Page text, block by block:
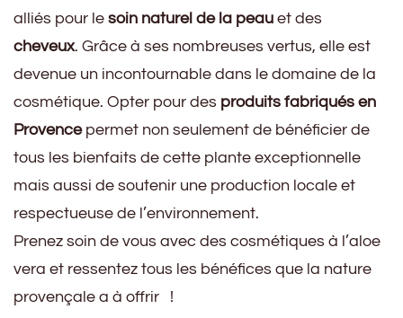
alliés pour le soin naturel de la peau et des
cheveux. Grâce à ses nombreuses vertus, elle est
devenue un incontournable dans le domaine de la
cosmétique. Opter pour des produits fabriqués en
Provencepermet non seulement de bénéficier de
tous les bienfaits de cette plante exceptionnelle
mais aussi de soutenir une production locale et
respectueuse de l’environnement.
Prenez soin de vous avec des cosmétiques à l’aloe
vera et ressentez tous les bénéfices que la nature
provençale a à offrir !